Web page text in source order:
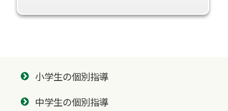
小学生の個別指導
中学生の個別指導